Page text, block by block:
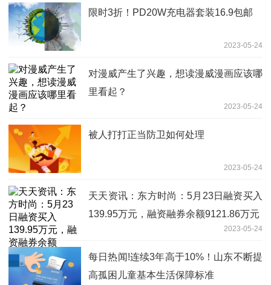
限时3折！PD20W充电器套装16.9包邮
2023-05-24
对漫威产生了兴趣，想读漫威漫画应该哪
里看起？
2023-05-24
被人打打正当防卫如何处理
2023-05-24
天天资讯：东方时尚：5月23日融资买入
139.95万元，融资融券余额9121.86万元
2023-05-24
每日热闻!连续3年高于10%！山东不断提
高孤困儿童基本生活保障标准